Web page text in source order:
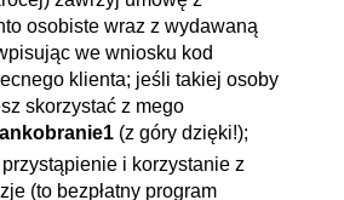
osobiste wraz z wydawaną
we wniosku kod
klienta; jeśli takiej osoby
skorzystać z mego
(z góry dzięki!);
i korzystanie z
(to bezpłatny program